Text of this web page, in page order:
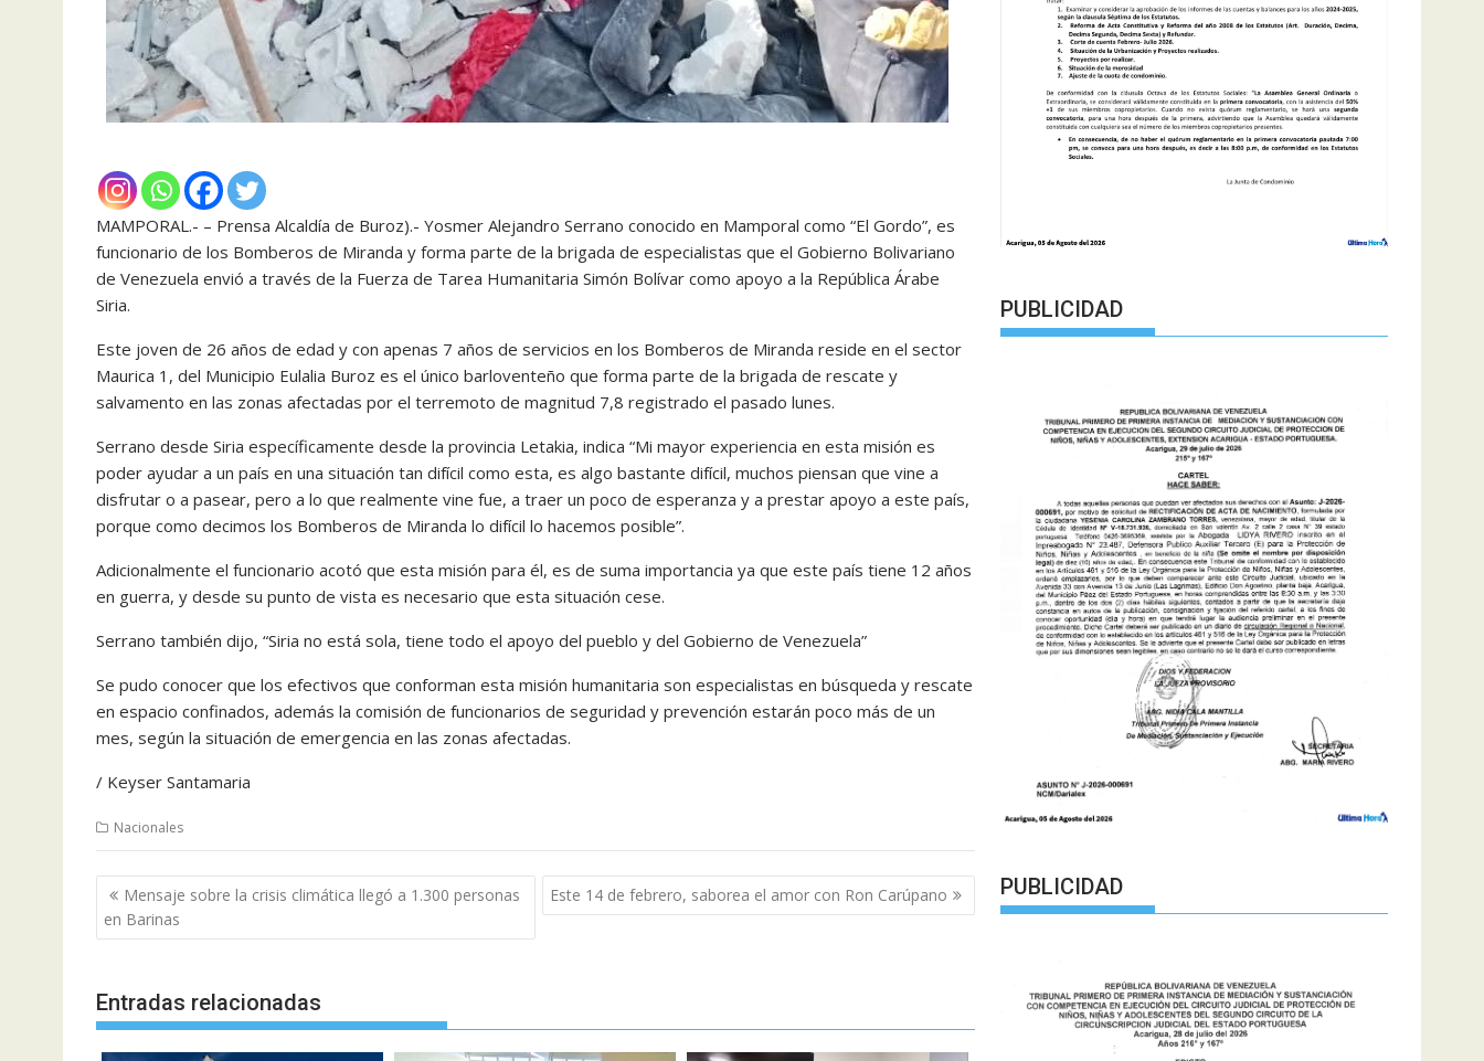
MAMPORAL.- – Prensa Alcaldía de Buroz).- Yosmer Alejandro Serrano conocido en Mamporal como “El Gordo”, es
funcionario de los Bomberos de Miranda y forma parte de la brigada de especialistas que el Gobierno Bolivariano
de Venezuela envió a través de la Fuerza de Tarea Humanitaria Simón Bolívar como apoyo a la República Árabe
Siria.
Este joven de 26 años de edad y con apenas 7 años de servicios en los Bomberos de Miranda reside en el sector
Maurica 1, del Municipio Eulalia Buroz es el único barloventeño que forma parte de la brigada de rescate y
salvamento en las zonas afectadas por el terremoto de magnitud 7,8 registrado el pasado lunes.
Serrano desde Siria específicamente desde la provincia Letakia, indica “Mi mayor experiencia en esta misión es
poder ayudar a un país en una situación tan difícil como esta, es algo bastante difícil, muchos piensan que vine a
disfrutar o a pasear, pero a lo que realmente vine fue, a traer un poco de esperanza y a prestar apoyo a este país,
porque como decimos los Bomberos de Miranda lo difícil lo hacemos posible”.
Adicionalmente el funcionario acotó que esta misión para él, es de suma importancia ya que este país tiene 12 años
en guerra, y desde su punto de vista es necesario que esta situación cese.
Serrano también dijo, “Siria no está sola, tiene todo el apoyo del pueblo y del Gobierno de Venezuela”
Se pudo conocer que los efectivos que conforman esta misión humanitaria son especialistas en búsqueda y rescate
en espacio confinados, además la comisión de funcionarios de seguridad y prevención estarán poco más de un
mes, según la situación de emergencia en las zonas afectadas.
/ Keyser Santamaria
Nacionales
Navegación
de
entradas
Mensaje sobre la crisis climática llegó a 1.300 personas
en Barinas
Este 14 de febrero, saborea el amor con Ron Carúpano
Entradas relacionadas
PUBLICIDAD
PUBLICIDAD